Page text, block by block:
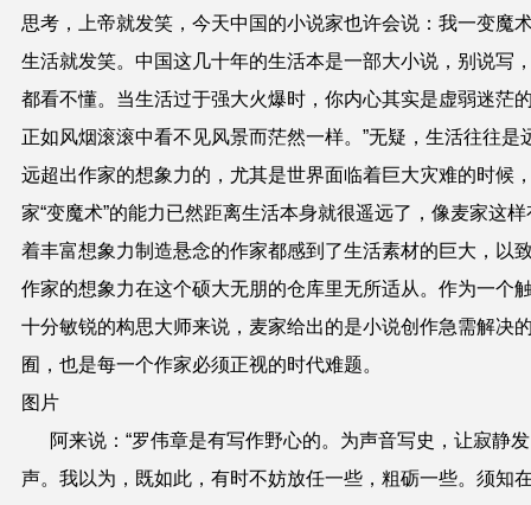
思考，上帝就发笑，今天中国的小说家也许会说：我一变魔
生活就发笑。中国这几十年的生活本是一部大小说，别说写
都看不懂。当生活过于强大火爆时，你内心其实是虚弱迷茫
正如风烟滚滚中看不见风景而茫然一样。”无疑，生活往往是
远超出作家的想象力的，尤其是世界面临着巨大灾难的时候
家“变魔术”的能力已然距离生活本身就很遥远了，像麦家这样
着丰富想象力制造悬念的作家都感到了生活素材的巨大，以
作家的想象力在这个硕大无朋的仓库里无所适从。作为一个
十分敏锐的构思大师来说，麦家给出的是小说创作急需解决
囿，也是每一个作家必须正视的时代难题。
图片
阿来说：“罗伟章是有写作野心的。为声音写史，让寂静发
声。我以为，既如此，有时不妨放任一些，粗砺一些。须知